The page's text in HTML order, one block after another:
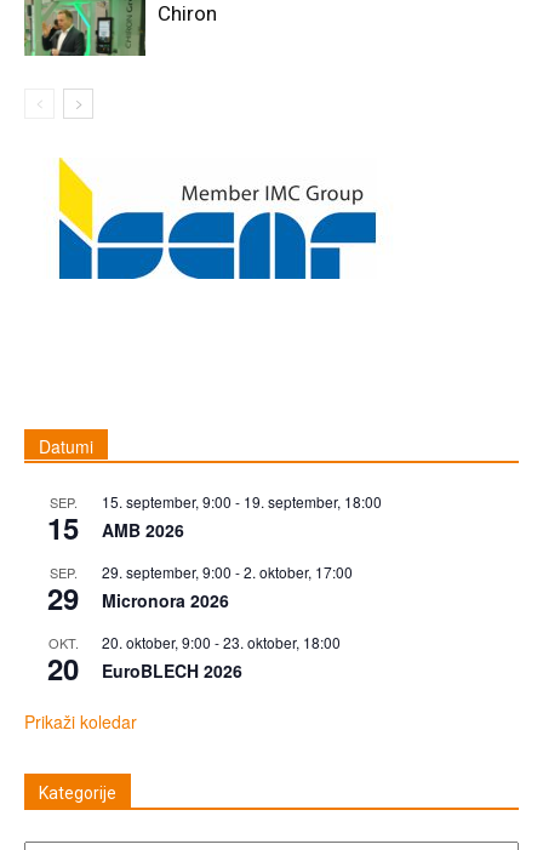
Chiron
Datumi
SEP.
15
15. september, 9:00 - 19. september, 18:00
AMB 2026
SEP.
29
29. september, 9:00 -2. oktober, 17:00
Micronora 2026
OKT.
20
20. oktober, 9:00 -23. oktober, 18:00
EuroBLECH 2026
Prikaži koledar
Kategorije
Kategorije